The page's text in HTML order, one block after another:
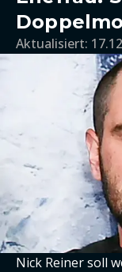
Aktualisiert:
Nick Reiner soll